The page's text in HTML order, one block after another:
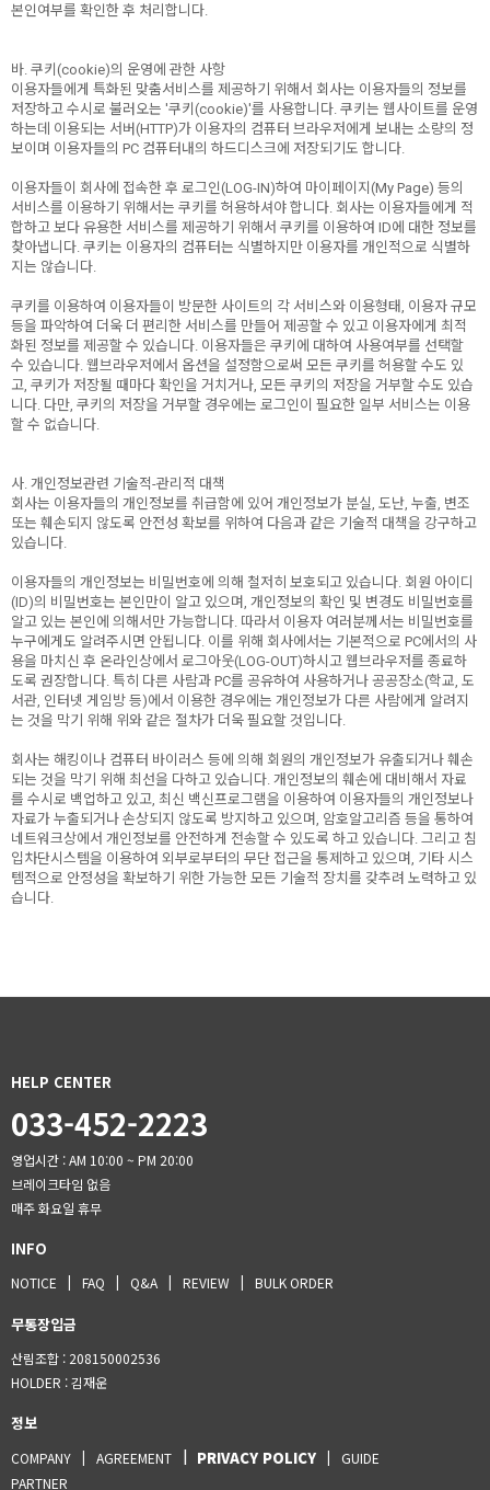
본인여부를 확인한 후 처리합니다.
바. 쿠키(cookie)의 운영에 관한 사항
이용자들에게 특화된 맞춤서비스를 제공하기 위해서 회사는 이용자들의 정보를
저장하고 수시로 불러오는 '쿠키(cookie)'를 사용합니다. 쿠키는 웹사이트를 운영
하는데 이용되는 서버(HTTP)가 이용자의 컴퓨터 브라우저에게 보내는 소량의 정
보이며 이용자들의 PC 컴퓨터내의 하드디스크에 저장되기도 합니다.
이용자들이 회사에 접속한 후 로그인(LOG-IN)하여 마이페이지(My Page) 등의
서비스를 이용하기 위해서는 쿠키를 허용하셔야 합니다. 회사는 이용자들에게 적
합하고 보다 유용한 서비스를 제공하기 위해서 쿠키를 이용하여 ID에 대한 정보를
찾아냅니다. 쿠키는 이용자의 컴퓨터는 식별하지만 이용자를 개인적으로 식별하
지는 않습니다.
쿠키를 이용하여 이용자들이 방문한 사이트의 각 서비스와 이용형태, 이용자 규모
등을 파악하여 더욱 더 편리한 서비스를 만들어 제공할 수 있고 이용자에게 최적
화된 정보를 제공할 수 있습니다. 이용자들은 쿠키에 대하여 사용여부를 선택할
수 있습니다. 웹브라우저에서 옵션을 설정함으로써 모든 쿠키를 허용할 수도 있
고, 쿠키가 저장될 때마다 확인을 거치거나, 모든 쿠키의 저장을 거부할 수도 있습
니다. 다만, 쿠키의 저장을 거부할 경우에는 로그인이 필요한 일부 서비스는 이용
할 수 없습니다.
사. 개인정보관련 기술적-관리적 대책
회사는 이용자들의 개인정보를 취급함에 있어 개인정보가 분실, 도난, 누출, 변조
또는 훼손되지 않도록 안전성 확보를 위하여 다음과 같은 기술적 대책을 강구하고
있습니다.
이용자들의 개인정보는 비밀번호에 의해 철저히 보호되고 있습니다. 회원 아이디
(ID)의 비밀번호는 본인만이 알고 있으며, 개인정보의 확인 및 변경도 비밀번호를
알고 있는 본인에 의해서만 가능합니다. 따라서 이용자 여러분께서는 비밀번호를
누구에게도 알려주시면 안됩니다. 이를 위해 회사에서는 기본적으로 PC에서의 사
용을 마치신 후 온라인상에서 로그아웃(LOG-OUT)하시고 웹브라우저를 종료하
도록 권장합니다. 특히 다른 사람과 PC를 공유하여 사용하거나 공공장소(학교, 도
서관, 인터넷 게임방 등)에서 이용한 경우에는 개인정보가 다른 사람에게 알려지
는 것을 막기 위해 위와 같은 절차가 더욱 필요할 것입니다.
회사는 해킹이나 컴퓨터 바이러스 등에 의해 회원의 개인정보가 유출되거나 훼손
되는 것을 막기 위해 최선을 다하고 있습니다. 개인정보의 훼손에 대비해서 자료
를 수시로 백업하고 있고, 최신 백신프로그램을 이용하여 이용자들의 개인정보나
자료가 누출되거나 손상되지 않도록 방지하고 있으며, 암호알고리즘 등을 통하여
네트워크상에서 개인정보를 안전하게 전송할 수 있도록 하고 있습니다. 그리고 침
입차단시스템을 이용하여 외부로부터의 무단 접근을 통제하고 있으며, 기타 시스
템적으로 안정성을 확보하기 위한 가능한 모든 기술적 장치를 갖추려 노력하고 있
습니다.
HELP CENTER
033-452-2223
영업시간 : AM 10:00 ~ PM 20:00
브레이크타임 없음
매주 화요일 휴무
INFO
NOTICE FAQ Q&A REVIEW BULK ORDER
무통장입금
산림조합 : 208150002536
HOLDER : 김재운
정보
COMPANY AGREEMENT PRIVACY POLICY
GUIDE
PARTNER